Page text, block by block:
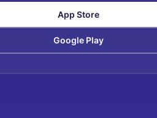
App Store
Google Play